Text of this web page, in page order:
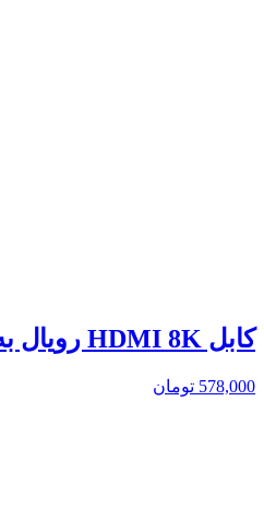
کابل HDMI 8K رویال به طول 1.5 متر
578,000 تومان